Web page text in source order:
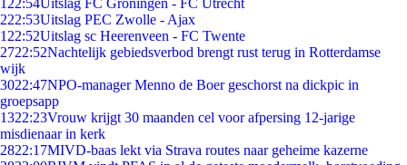
1 22:54Uitslag FC Groningen - FC Utrecht
222:53Uitslag PEC Zwolle - Ajax
1 22:52Uitslag sc Heerenveen - FC Twente
2722:52Nachtelijk gebiedsverbod brengt rust terug in Rotterdamse
wijk
3022:47NPO-manager Menno de Boer geschorst na dickpic in
groepsapp
1322:23Vrouw krijgt 30 maanden cel voor afpersing 12-jarige
misdienaar in kerk
2822:17MIVD-baas lekt via Strava routes naar geheime kazerne